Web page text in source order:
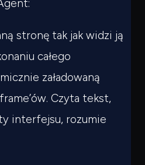
stronę tak jak widzi ją
całego
załadowaną
Czyta tekst,
interfejsu, rozumie